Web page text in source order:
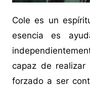
Cole es un
esencia es
capaz de
forzado a ser